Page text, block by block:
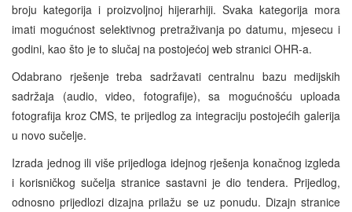
broju kategorija i proizvoljnoj hijerarhiji. Svaka kategorija mora
imati mogućnost selektivnog pretraživanja po datumu, mjesecu i
godini, kao što je to slučaj na postojećoj web stranici OHR-a.
Odabrano rješenje treba sadržavati centralnu bazu medijskih
sadržaja (audio, video, fotografije), sa mogućnošću uploada
fotografija kroz CMS, te prijedlog za integraciju postojećih galerija
u novo sučelje.
Izrada jednog ili više prijedloga idejnog rješenja konačnog izgleda
i korisničkog sučelja stranice sastavni je dio tendera. Prijedlog,
odnosno prijedlozi dizajna prilažu se uz ponudu. Dizajn stranice